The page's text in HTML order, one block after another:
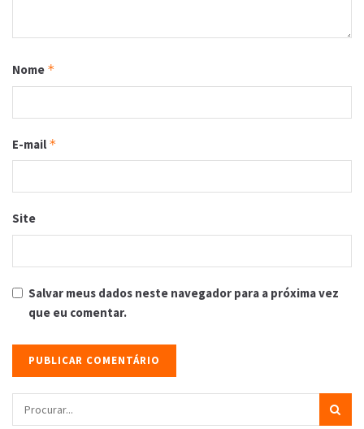
Nome *
E-mail *
Site
Salvar meus dados neste navegador para a próxima vez
que eu comentar.